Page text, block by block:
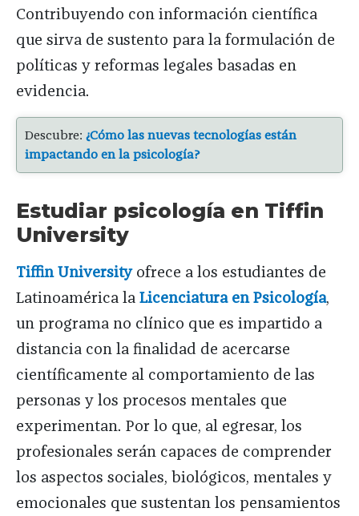
Contribuyendo con información científica
que sirva de sustento para la formulación de
políticas y reformas legales basadas en
evidencia.
Descubre: ¿Cómo las nuevas tecnologías están
impactando en la psicología?
Estudiar psicología en Tiffin
University
Tiffin Universityofrece a los estudiantes de
Latinoamérica la Licenciatura en Psicología,
un programa no clínico que es impartido a
distancia con la finalidad de acercarse
científicamente al comportamiento de las
personas y los procesos mentales que
experimentan. Por lo que, al egresar, los
profesionales serán capaces de comprender
los aspectos sociales, biológicos, mentales y
emocionales que sustentan los pensamientos